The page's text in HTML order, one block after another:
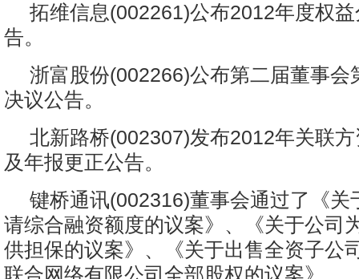
拓维信息(002261)公布2012年度权
告。
浙富股份(002266)公布第二届董事会
决议公告。
北新路桥(002307)发布2012年关联
及年报更正公告。
键桥通讯(002316)董事会通过了《关
请综合融资额度的议案》、《关于公司
供担保的议案》、《关于出售全资子公
联合网络有限公司全部股权的议案》。